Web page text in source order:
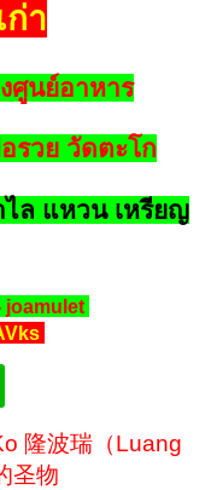
ก่า
ศูนย์อาหาร
รวย วัดตะโก
ไล แหวน เหรียญ
joamulet
隆波瑞（Luang
圣物